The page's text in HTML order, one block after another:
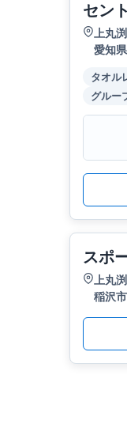
セン
上丸
愛知
タオル
グルー
スポ
上丸
稲沢